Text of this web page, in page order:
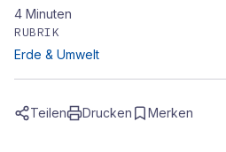
4 Minuten
RUBRIK
Erde & Umwelt
Teilen Drucken Merken